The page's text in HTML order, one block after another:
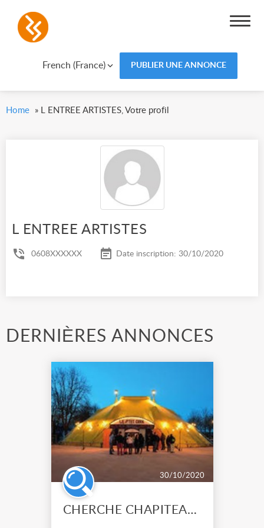
French (France) PUBLIER UNE ANNONCE
Home » L ENTREE ARTISTES, Votre profil
L ENTREE ARTISTES
0608XXXXXX Date inscription: 30/10/2020
DERNIÈRES ANNONCES
30/10/2020
CHERCHE CHAPITEAU AUTO PORTE 18M